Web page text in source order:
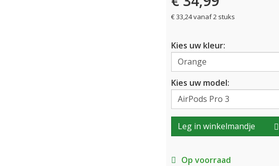
€ 33,24 vanaf 2 stuks
Kies uw kleur:
Kies uw model:
Leg in winkelmandje
Op voorraad